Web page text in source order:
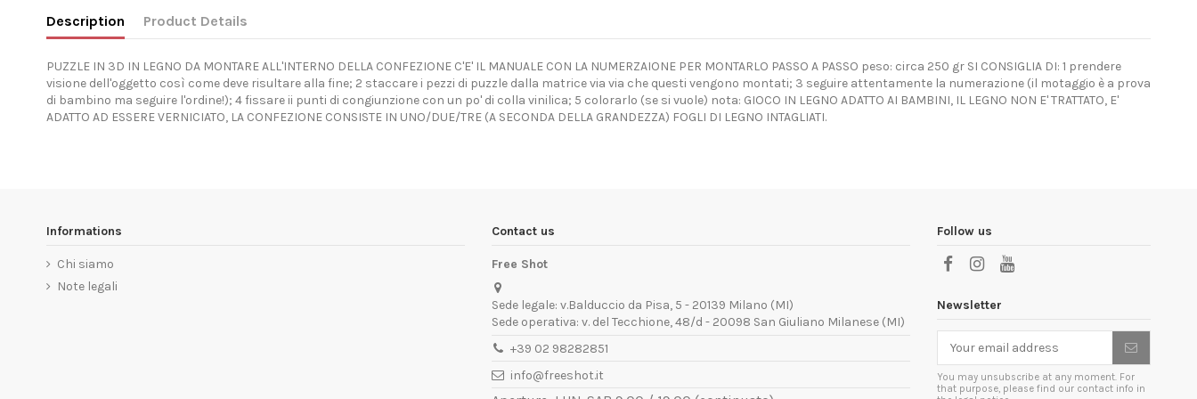
Description Product Details
PUZZLE IN 3D IN LEGNO DA MONTARE ALL'INTERNO DELLA CONFEZIONE C'E' IL MANUALE CON LA NUMERZAIONE PER MONTARLO PASSO A PASSO peso: circa 250 gr SI CONSIGLIA DI: 1 prendere
visione dell'oggetto così come deve risultare alla fine; 2 staccare i pezzi di puzzle dalla matrice via via che questi vengono montati; 3 seguire attentamente la numerazione (il motaggio è a prova
di bambino ma seguire l'ordine!); 4 fissare ii punti di congiunzione con un po' di colla vinilica; 5 colorarlo (se si vuole) nota: GIOCO IN LEGNO ADATTO AI BAMBINI, IL LEGNO NON E' TRATTATO, E'
ADATTO AD ESSERE VERNICIATO, LA CONFEZIONE CONSISTE IN UNO/DUE/TRE (A SECONDA DELLA GRANDEZZA) FOGLI DI LEGNO INTAGLIATI.
Informations
Chi siamo
Note legali
Contact us
Free Shot
Sede legale: v.Balduccio da Pisa, 5 - 20139 Milano (MI)
Sede operativa: v. del Tecchione, 48/d - 20098 San Giuliano Milanese (MI)
+39 02 98282851
info@freeshot.it
Follow us
Newsletter
You may unsubscribe at any moment. For
that purpose, please find our contact info in